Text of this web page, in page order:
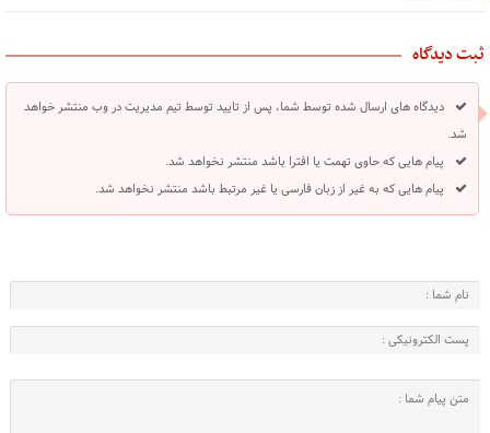
ثبت دیدگاه
دیدگاه های ارسال شده توسط شما، پس از تایید توسط تیم مدیریت در وب منتشر خواهد
شد.
پیام هایی که حاوی تهمت یا افترا باشد منتشر نخواهد شد.
پیام هایی که به غیر از زبان فارسی یا غیر مرتبط باشد منتشر نخواهد شد.